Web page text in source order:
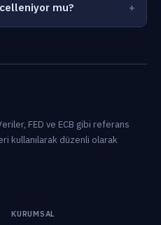
mu?
FED ve ECB gibi referans
kullanılarak düzenli olarak
KURUMSAL